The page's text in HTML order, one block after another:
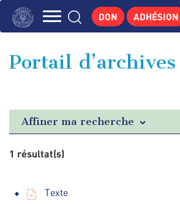
Aller
principale
GEORGES POMPIDOU
PUBLICATIONS
ACTUALITÉS
DON ADHÉSION
Portail d’archives
Affiner ma recherche
1 résultat(s)
Texte
Panneau de gestion des cookies